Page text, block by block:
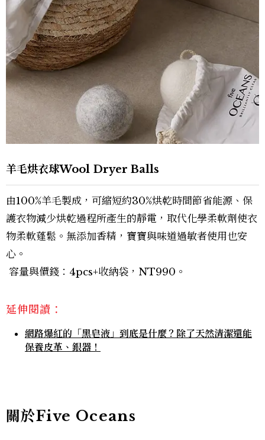
羊毛烘衣球Wool Dryer Balls
由100%羊毛製成，可縮短約30%烘乾時間節省能源、保
護衣物減少烘乾過程所產生的靜電，取代化學柔軟劑使衣
物柔軟蓬鬆。無添加香精，寶寶與味道過敏者使用也安
心。
容量與價錢：4pcs+收納袋，NT990。
延伸閱讀：
網路爆紅的「黑皂液」到底是什麼？除了天然清潔還能
保養皮革、銀器！
關於Five Oceans